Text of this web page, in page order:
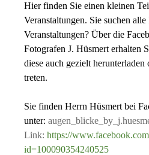
Hier finden Sie einen kleinen
Veranstaltungen. Sie suchen
Veranstaltungen? Über die
Fotografen J. Hüsmert erhalten
diese auch gezielt
treten.
Sie finden Herrn Hüsmert bei
unter:
Link: https://
id=100090354240525